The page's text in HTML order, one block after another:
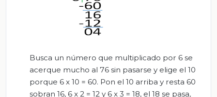
Busca un número que multiplicado por 6 se
acerque mucho al 76 sin pasarse y elige el 10
porque 6 x 10 = 60. Pon el 10 arriba y resta 60
sobran 16, 6 x 2 = 12 y 6 x 3 = 18, el 18 se pasa,